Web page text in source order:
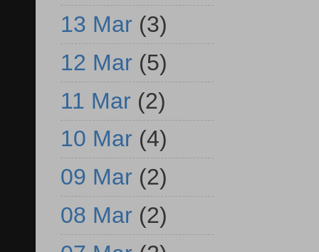
13 Mar (3)
12 Mar (5)
11 Mar (2)
10 Mar (4)
09 Mar (2)
08 Mar (2)